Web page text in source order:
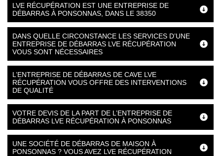
LVE RÉCUPÉRATION EST UNE ENTREPRISE DE
DÉBARRAS À PONSONNAS, DANS LE 38350
DANS QUELLE CIRCONSTANCE LES SERVICES D’UNE
ENTREPRISE DE DÉBARRAS LVE RÉCUPÉRATION
VOUS SONT NÉCESSAIRES
L’ENTREPRISE DE DÉBARRAS DE CAVE LVE
RÉCUPÉRATION VOUS OFFRE DES INTERVENTIONS
DE QUALITÉ
VOTRE DEVIS DE LA PART DE L’ENTREPRISE DE
DÉBARRAS LVE RÉCUPÉRATION À PONSONNAS
UNE SOCIÉTÉ DE DÉBARRAS DE MAISON À
PONSONNAS ? VOUS AVEZ LVE RÉCUPÉRATION